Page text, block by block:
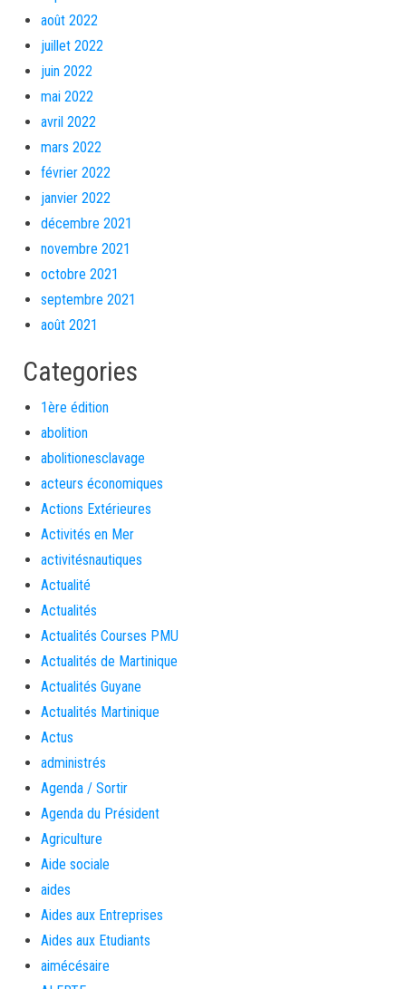
août 2022
juillet 2022
juin 2022
mai 2022
avril 2022
mars 2022
février 2022
janvier 2022
décembre 2021
novembre 2021
octobre 2021
septembre 2021
août 2021
Categories
1ère édition
abolition
abolitionesclavage
acteurs économiques
Actions Extérieures
Activités en Mer
activitésnautiques
Actualité
Actualités
Actualités Courses PMU
Actualités de Martinique
Actualités Guyane
Actualités Martinique
Actus
administrés
Agenda / Sortir
Agenda du Président
Agriculture
Aide sociale
aides
Aides aux Entreprises
Aides aux Etudiants
aimécésaire